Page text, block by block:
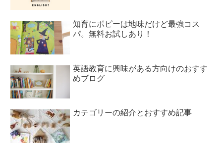
知育にポピーは地味だけど最強コス
パ。無料お試しあり！
英語教育に興味がある方向けのおすす
めブログ
カテゴリーの紹介とおすすめ記事